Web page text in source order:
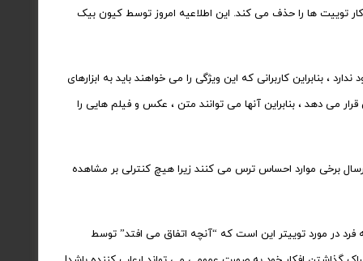
“ناوگان” را آزمایش می کند که پس از ۲۴ ساعت بطور خودکار توییت ها را حذف می کند. این اطلاعیه امروز توسط کیون بیک
کاربرانی که این ویژگی را می خواهند باید به ابزارهای
می دهد ، بنابراین آنها می توانند متن ، عکس و فیلم هایی را
ارسال برخی موارد احساس ترس می کنند زیرا هیچ کنترلی بر مشاهده
فرد در مورد توییتر این است که “آنچه اتفاق می افتد” توسط